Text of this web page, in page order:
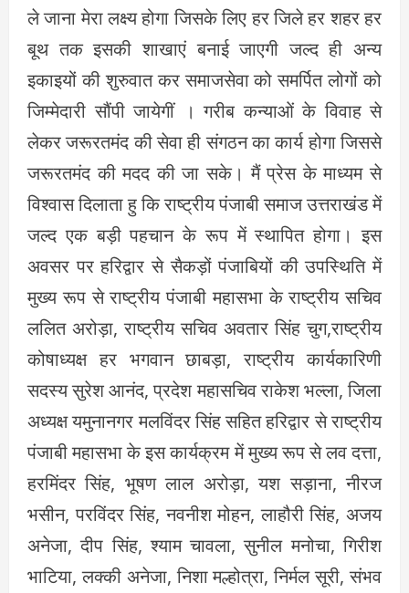
ले जाना मेरा लक्ष्य होगा जिसके लिए हर जिले हर शहर हर
बूथ तक इसकी शाखाएं बनाई जाएगी जल्द ही अन्य
इकाइयों की शुरुवात कर समाजसेवा को समर्पित लोगों को
जिम्मेदारी सौंपी जायेगीं । गरीब कन्याओं के विवाह से
लेकर जरूरतमंद की सेवा ही संगठन का कार्य होगा जिससे
जरूरतमंद की मदद की जा सके। मैं प्रेस के माध्यम से
विश्वास दिलाता हु कि राष्ट्रीय पंजाबी समाज उत्तराखंड में
जल्द एक बड़ी पहचान के रूप में स्थापित होगा। इस
अवसर पर हरिद्वार से सैकड़ों पंजाबियों की उपस्थिति में
मुख्य रूप से राष्ट्रीय पंजाबी महासभा के राष्ट्रीय सचिव
ललित अरोड़ा, राष्ट्रीय सचिव अवतार सिंह चुग,राष्ट्रीय
कोषाध्यक्ष हर भगवान छाबड़ा, राष्ट्रीय कार्यकारिणी
सदस्य सुरेश आनंद, प्रदेश महासचिव राकेश भल्ला, जिला
अध्यक्ष यमुनानगर मलविंदर सिंह सहित हरिद्वार से राष्ट्रीय
पंजाबी महासभा के इस कार्यक्रम में मुख्य रूप से लव दत्ता,
हरमिंदर सिंह, भूषण लाल अरोड़ा, यश सड़ाना, नीरज
भसीन, परविंदर सिंह, नवनीश मोहन, लाहौरी सिंह, अजय
अनेजा, दीप सिंह, श्याम चावला, सुनील मनोचा, गिरीश
भाटिया, लक्की अनेजा, निशा मल्होत्रा, निर्मल सूरी, संभव